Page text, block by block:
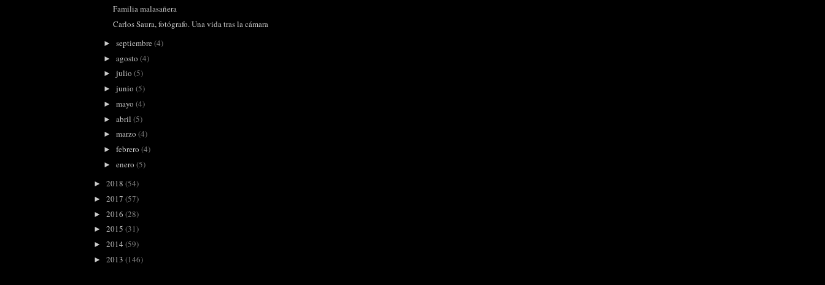
Familia malasañera
Carlos Saura, fotógrafo. Una vida tras la cámara
► septiembre(4)
► agosto (4)
► julio (5)
► junio (5)
► mayo (4)
► abril (5)
► marzo (4)
► febrero (4)
► enero (5)
► 2018 (54)
► 2017 (57)
► 2016 (28)
► 2015 (31)
► 2014 (59)
► 2013 (146)